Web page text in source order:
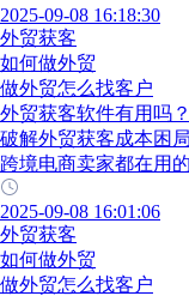
2025-09-08 16:18:30
外贸获客
如何做外贸
做外贸怎么找客户
外贸获客软件有用吗
破解外贸获客成本困
跨境电商卖家都在用
2025-09-08 16:01:06
外贸获客
如何做外贸
做外贸怎么找客户